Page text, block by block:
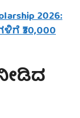
2026:
₹30,000